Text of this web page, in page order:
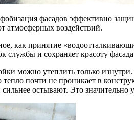
фасадов эффективно
атмосферных воздействий.
как принятие
службы и сохраняет красоту
можно утеплить только
тепло почти не проникает в
остывают. Это значительно